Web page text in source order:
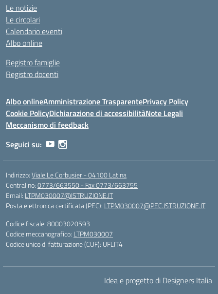
Le notizie
Le circolari
Calendario eventi
Albo online
Registro famiglie
Registro docenti
Albo onlineAmministrazione TrasparentePrivacy Policy
Cookie PolicyDichiarazione di accessibilitàNote Legali
Meccanismo di feedback
Seguici su:
Indirizzo:Viale Le Corbusier - 04100 Latina
Centralino:0773/663550 - Fax 0773/663755
Email: LTPM030007@ISTRUZIONE.IT
Posta elettronica certificata (PEC): LTPM030007@PEC.ISTRUZIONE.IT
Codice fiscale: 80003020593
Codice meccanografico: LTPM030007
Codice unico di fatturazione (CUF): UFLIT4
Idea e progetto di Designers Italia